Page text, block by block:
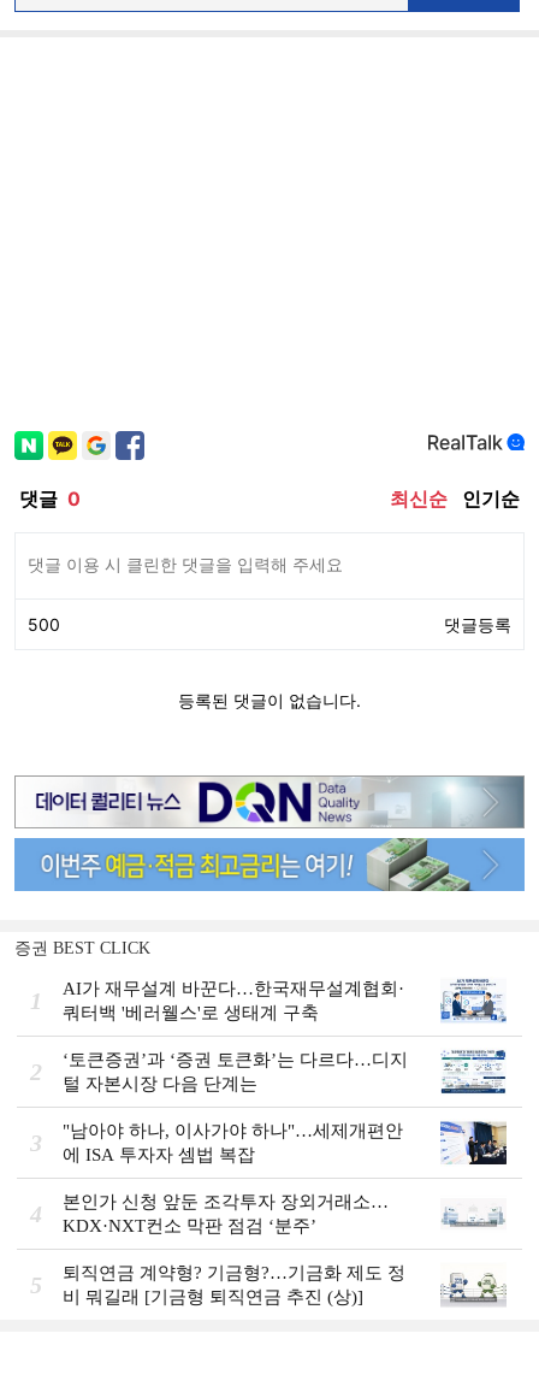
증권 BEST CLICK
1
AI가 재무설계 바꾼다…한국재무설계협회·
쿼터백 '베러웰스'로 생태계 구축
2
‘토큰증권’과 ‘증권 토큰화’는 다르다…디지
털 자본시장 다음 단계는
3
"남아야 하나, 이사가야 하나"…세제개편안
에 ISA 투자자 셈법 복잡
4
본인가 신청 앞둔 조각투자 장외거래소…
KDX·NXT컨소 막판 점검 ‘분주’
5
퇴직연금 계약형? 기금형?…기금화 제도 정
비 뭐길래 [기금형 퇴직연금 추진 (상)]